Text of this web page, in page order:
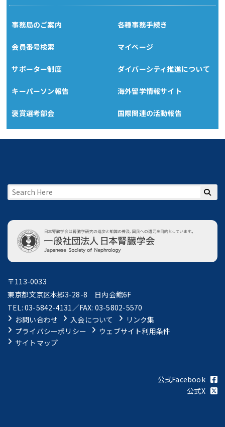
事務局のご案内 各種事務手続き
会員番号検索 マイページ
サポーター制度 ダイバーシティ推進について
キーパーソン報告 海外留学情報サイト
褒賞選考部会 国際関連の活動報告
〒113-0033
東京都文京区本郷3-28-8 日内会館6F
TEL: 03-5842-4131／FAX: 03-5802-5570
お問い合わせ
入会について
リンク集
プライバシーポリシー
ウェブサイト利用条件
サイトマップ
公式Facebook
公式X